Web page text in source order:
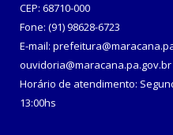
CEP: 68710-000
Fone: (91) 98628-6723
E-mail:
ouvidoria@maracana.pa.gov.br
Horário de atendimento:
13:00hs